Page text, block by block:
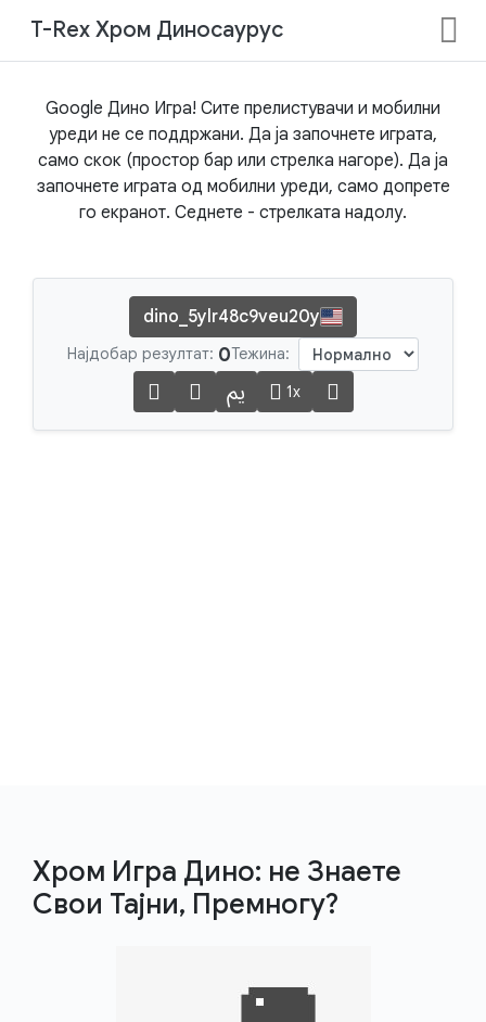
T-Rex Хром Диносаурус
Google Дино Игра! Сите прелистувачи и мобилни
уреди не се поддржани. Да ја започнете играта,
само скок (простор бар или стрелка нагоре). Да ја
започнете играта од мобилни уреди, само допрете
го екранот. Седнете - стрелката надолу.
dino_5ylr48c9veu20y
Најдобар резултат: 0Тежина:
1x
Хром Игра Дино: не Знаете
Свои Тајни, Премногу?